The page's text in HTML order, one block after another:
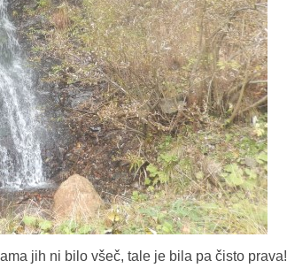
jih ni bilo všeč, tale je bila pa čisto prava!